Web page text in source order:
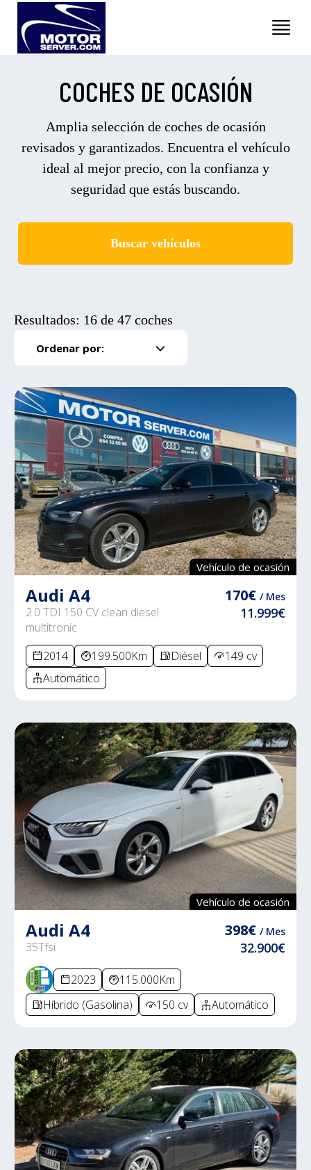
COCHES DE OCASIÓN
Amplia selección de coches de ocasión
revisados y garantizados. Encuentra el vehículo
ideal al mejor precio, con la confianza y
seguridad que estás buscando.
Buscar vehículos
Resultados: 16 de 47 coches
Ordenar por:
Vehículo de ocasión
Audi A4
2.0 TDI 150 CV clean diesel
multitronic
170€ / Mes
11.999€
2014 199.500Km Diésel
149 cv
Automático
Vehículo de ocasión
Audi A4
35Tfsi
398€ / Mes
32.900€
2023
115.000Km
Híbrido (Gasolina)
150 cv Automático